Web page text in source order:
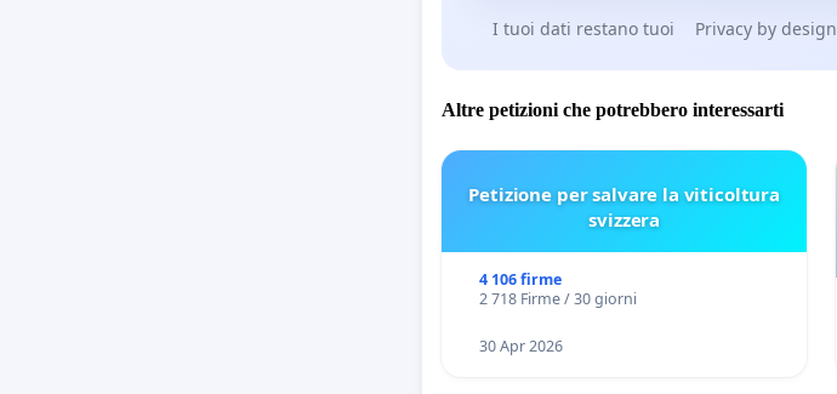
I tuoi dati restano tuoi Privacy by design
Altre petizioni che potrebbero interessarti
Petizione per salvare la viticoltura
svizzera
4 106 firme
2 718 Firme / 30 giorni
30 Apr 2026